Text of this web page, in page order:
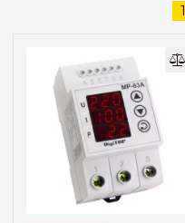
Виробник
DigiTop (10)
F&F (4)
Novatek (5)
1